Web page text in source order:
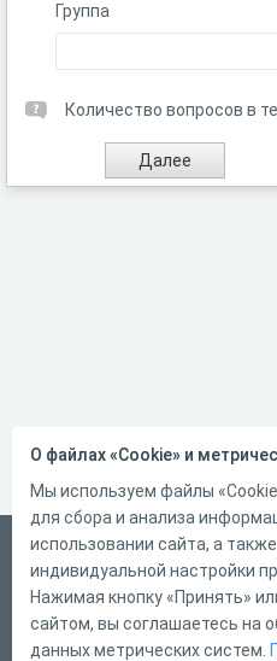
Группа
Количество вопросов в
Русский
Справка
Форма обратной связи
О файлах «Cookie» и
Мы используем файлы
для сбора и анализа
использовании сайта, а
индивидуальной настройки
Нажимая кнопку «Принять»
сайтом, вы соглашаетесь на
данных метрических систем.